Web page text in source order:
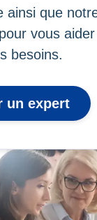
ainsi que
vous
besoins.
un expert